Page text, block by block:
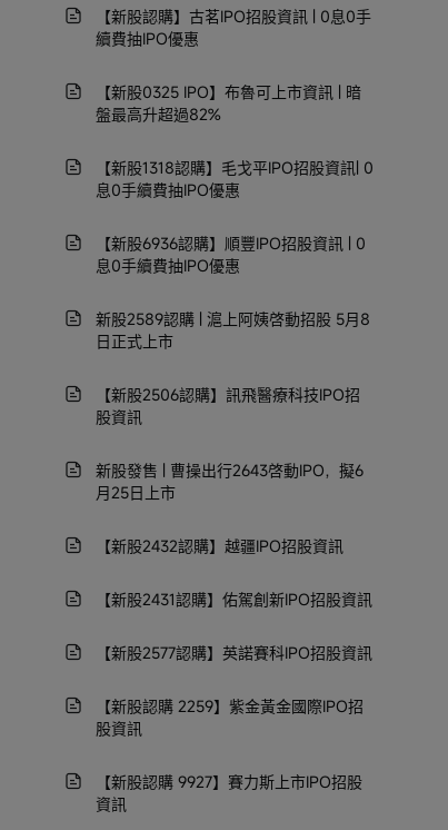
【新股認購】古茗IPO招股資訊 | 0息0手
續費抽IPO優惠
【新股0325 IPO】布魯可上市資訊 | 暗
盤最高升超過82%
【新股1318認購】毛戈平IPO招股資訊| 0
息0手續費抽IPO優惠
【新股6936認購】順豐IPO招股資訊 | 0
息0手續費抽IPO優惠
新股2589認購 | 滬上阿姨啓動招股 5月8
日正式上市
【新股2506認購】訊飛醫療科技IPO招
股資訊
新股發售 | 曹操出行2643啓動IPO，擬6
月25日上市
【新股2432認購】越疆IPO招股資訊
【新股2431認購】佑駕創新IPO招股資訊
【新股2577認購】英諾賽科IPO招股資訊
【新股認購 2259】紫金黃金國際IPO招
股資訊
【新股認購 9927】賽力斯上市IPO招股
資訊